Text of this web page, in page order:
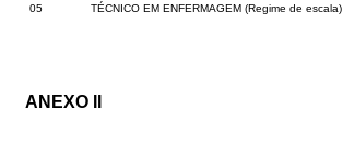
05 TÉCNICO EM ENFERMAGEM (Regime de escala)
ANEXO II